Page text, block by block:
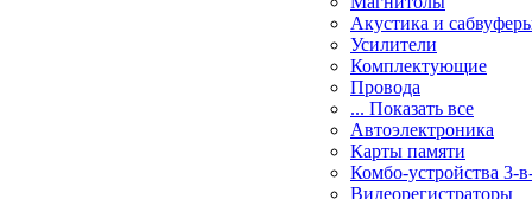
Акустика и
Усилители
Комплектующие
Провода
... Показать все
Автоэлектроника
Карты памяти
Комбо-устройства 3-
Видеорегистраторы